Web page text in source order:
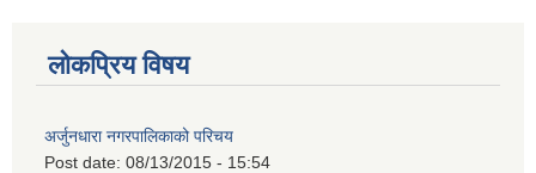
लोकप्रिय विषय
अर्जुनधारा नगरपालिकाको परिचय
Post date: 08/13/2015 - 15:54